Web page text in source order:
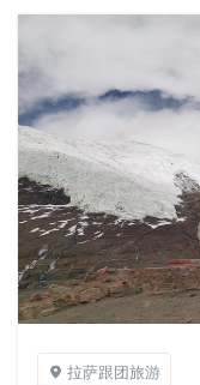
 拉萨跟团旅游